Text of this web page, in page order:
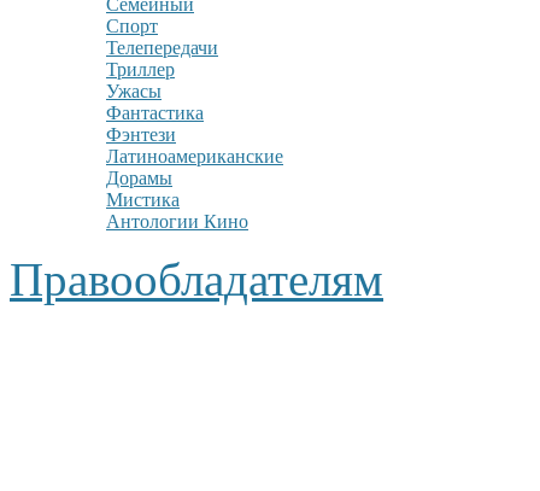
Семейный
Спорт
Телепередачи
Триллер
Ужасы
Фантастика
Фэнтези
Латиноамериканские
Дорамы
Мистика
Антологии Кино
Правообладателям